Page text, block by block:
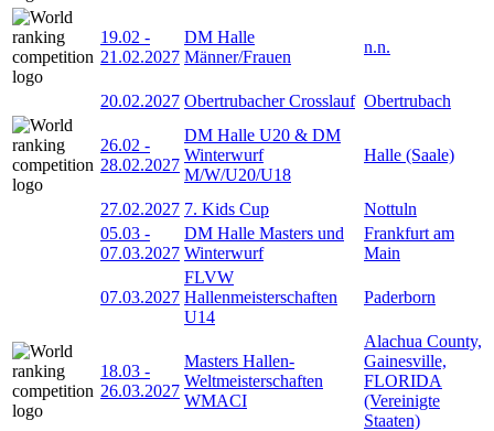
19.02 -
21.02.2027
DM Halle
Männer/Frauen
n.n.
20.02.2027 Obertrubacher Crosslauf Obertrubach
26.02 -
28.02.2027
DM Halle U20 & DM
Winterwurf
M/W/U20/U18
Halle (Saale)
27.02.2027 7. Kids Cup
Nottuln
05.03 -
07.03.2027
DM Halle Masters und
Winterwurf
Frankfurt am
Main
07.03.2027
FLVW
Hallenmeisterschaften
U14
Paderborn
18.03 -
26.03.2027
Masters Hallen-
Weltmeisterschaften
WMACI
Alachua County,
Gainesville,
FLORIDA
(Vereinigte
Staaten)